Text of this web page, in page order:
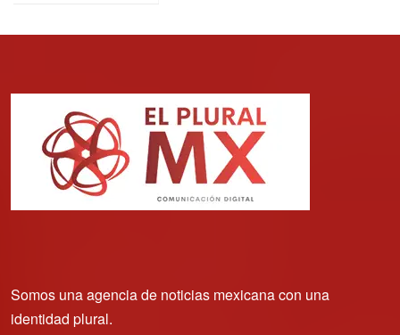
Somos una agencia de noticias mexicana con una
identidad plural.